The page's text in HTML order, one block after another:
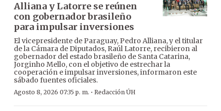
Alliana y Latorre se reúnen
con gobernador brasileño
para impulsar inversiones
El vicepresidente de Paraguay, Pedro Alliana, y el titular
de la Cámara de Diputados, Raúl Latorre, recibieron al
gobernador del estado brasileño de Santa Catarina,
Jorginho Mello, con el objetivo de estrechar la
cooperación e impulsar inversiones, informaron este
sábado fuentes oficiales.
Agosto 8, 2026 07:35 p. m. · Redacción ÚH